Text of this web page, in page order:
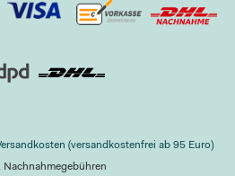
(versandkostenfrei ab 95 Euro)
Nachnahmegebühren